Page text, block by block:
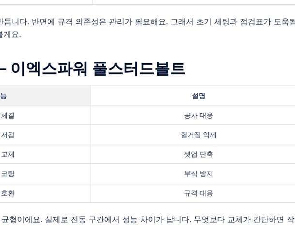
듭니다. 반면에 규격 의존성은 관리가 필요해요. 그래서 초기 세팅과 점검표가 도움
게요.
이엑스파워 풀스터드볼트
설명
결 공차 대응
감 헐거짐 억제
체 셋업 단축
팅 부식 방지
환 규격 대응
형이에요. 실제로 진동 구간에서 성능 차이가 납니다. 무엇보다 교체가 간단하면